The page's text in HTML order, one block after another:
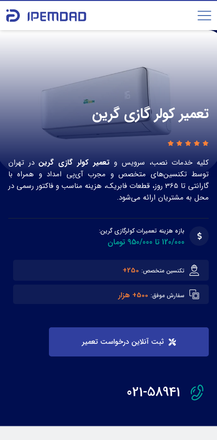
تعمیر کولر گازی گرین
کلیه خدمات نصب، سرویس و تعمیر کولر گازی گرین در تهران
توسط تکنسین‌های متخصص و مجرب آی‌پی امداد و همراه با
گارانتی تا 365 روز، قطعات فابریک، هزینه مناسب و فاکتور رسمی در
محل به مشتریان ارائه می‌شود.
بازه هزینه تعمیرات کولرگازی گرین:
120/000 تا 950/000 تومان
تکنسین متخصص: 250+
سفارش موفق: 500+ هزار
ثبت آنلاین درخواست تعمیر
021-58941